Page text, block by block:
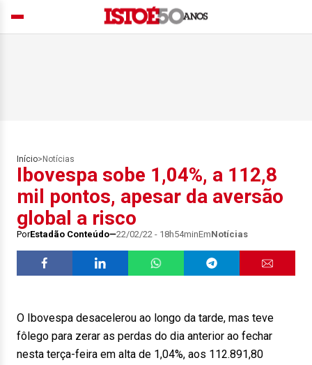
Início> Notícias
Ibovespa sobe 1,04%, a 112,8
mil pontos, apesar da aversão
global a risco
PorEstadão Conteúdo 22/02/22 - 18h54minEmNotícias
O Ibovespa desacelerou ao longo da tarde, mas teve
fôlego para zerar as perdas do dia anterior ao fechar
nesta terça-feira em alta de 1,04%, aos 112.891,80